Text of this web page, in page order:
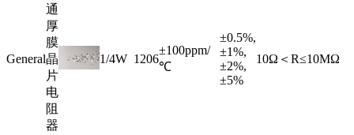
General
通
厚
膜
晶
片
电
阻
器
1/4W 1206
±100ppm/
℃
±0.5%,
±1%,
±2%,
±5%
10Ω＜R≤10MΩ